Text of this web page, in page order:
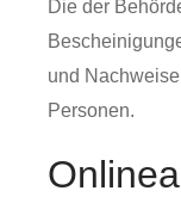
Die der
und
Personen.